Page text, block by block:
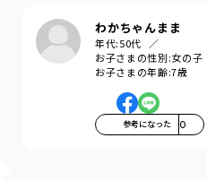
わかちゃんまま
年代:50代
お子さまの性別:女の子
お子さまの年齢:7歳
参考になった 0
デイリーウェアをご提案する新レー
透け感：91ボーダー/ややあり
92ボーダー/ややあり